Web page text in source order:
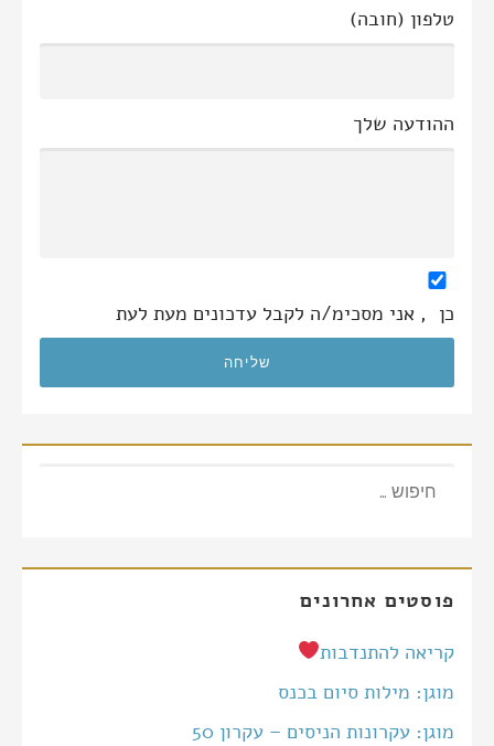
טלפון (חובה)
ההודעה שלך
כן , אני מסכימ/ה לקבל עדכונים מעת לעת
פוסטים אחרונים
קריאה להתנדבות
מוגן: מילות סיום בכנס
מוגן: עקרונות הניסים – עקרון 50